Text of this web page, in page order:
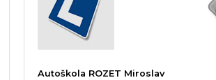
Autoškola ROZET Miroslav